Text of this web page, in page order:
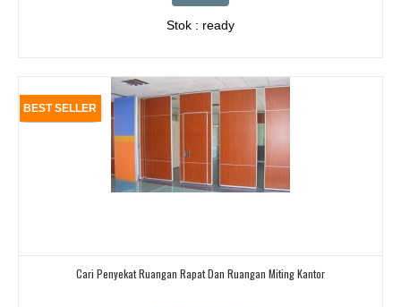
Stok : ready
BEST SELLER
Cari Penyekat Ruangan Rapat Dan Ruangan Miting Kantor